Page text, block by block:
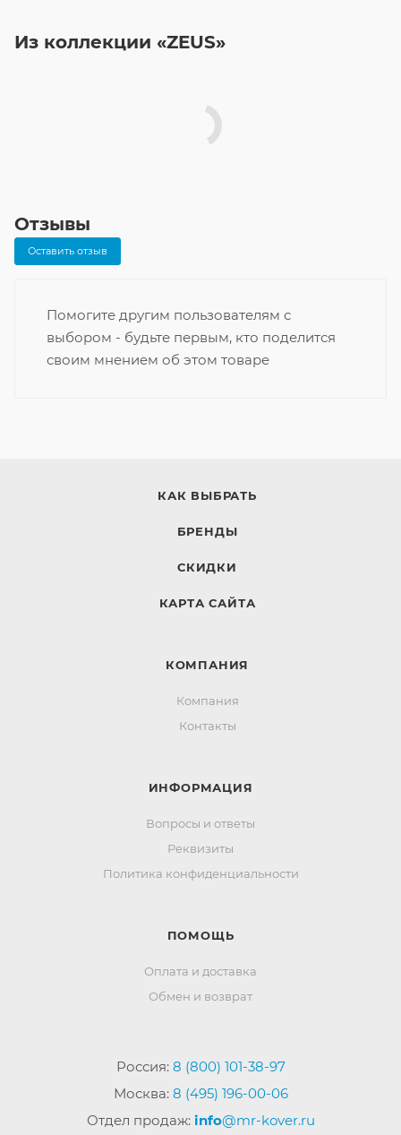
Из коллекции «ZEUS»
Отзывы
Оставить отзыв
Помогите другим пользователям с
выбором - будьте первым, кто поделится
своим мнением об этом товаре
КАК ВЫБРАТЬ
БРЕНДЫ
СКИДКИ
КАРТА САЙТА
КОМПАНИЯ
Компания
Контакты
ИНФОРМАЦИЯ
Вопросы и ответы
Реквизиты
Политика конфиденциальности
ПОМОЩЬ
Оплата и доставка
Обмен и возврат
Россия: 8 (800) 101-38-97
Москва: 8 (495) 196-00-06
Отдел продаж: info@mr-kover.ru